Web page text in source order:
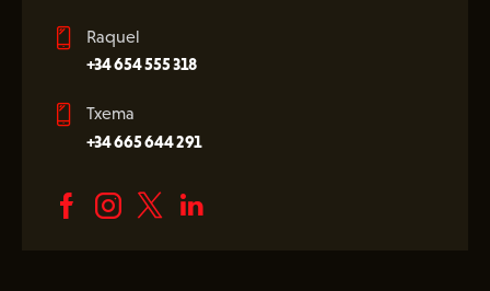
Raquel
+34 654 555 318
Txema
+34 665 644 291